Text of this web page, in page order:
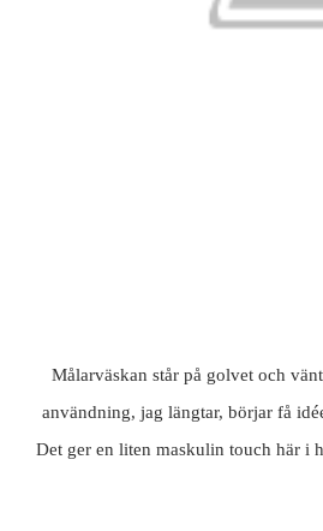
Målarväskan står på golvet och
användning, jag längtar, börjar få
Det ger en liten maskulin touch här i